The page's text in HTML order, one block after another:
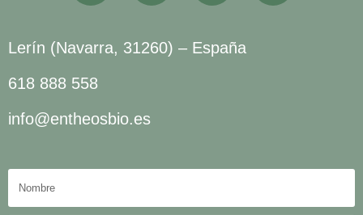
Lerín (Navarra, 31260) – España
618 888 558
info@entheosbio.es